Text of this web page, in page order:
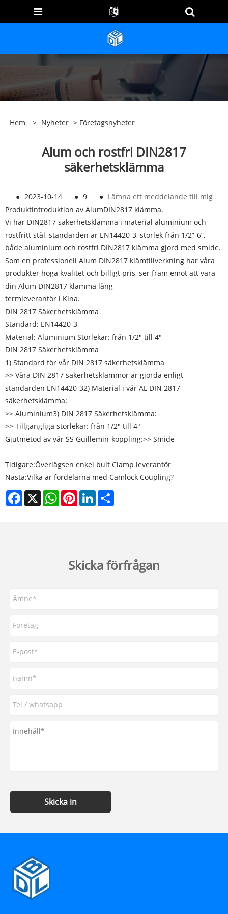
Hem > Nyheter > Företagsnyheter
Alum och rostfri DIN2817
säkerhetsklämma
● 2023-10-14 ● 9 ● Lämna ett meddelande till mig
Produktintroduktion av AlumDIN2817 klämma.
Vi har DIN2817 säkerhetsklämma i material aluminium och
rostfritt stål, standarden är EN14420-3, storlek från 1/2”-6”,
både aluminium och rostfri DIN2817 klämma gjord med smide.
Som en professionell Alum DIN2817 klämtillverkning har våra
produkter höga kvalitet och billigt pris, ser fram emot att vara
din Alum DIN2817 klämma lång
termleverantör i Kina.
DIN 2817 Säkerhetsklämma
Standard: EN14420-3
Material: Aluminium Storlekar: från 1/2" till 4"
DIN 2817 Säkerhetsklämma
1) Standard för vår DIN 2817 säkerhetsklämma
>> Våra DIN 2817 säkerhetsklämmor är gjorda enligt
standarden EN14420-32) Material i vår AL DIN 2817
säkerhetsklämma:
>> Aluminium3) DIN 2817 Säkerhetsklämma:
>> Tillgängliga storlekar: från 1/2" till 4"
Gjutmetod av vår SS Guillemin-koppling:>> Smide
Tidigare:Överlägsen enkel bult Clamp leverantör
Nästa:Vilka är fördelarna med Camlock Coupling?
Facebook
X WhatsAppPinterestLinkedIn
Skicka förfrågan
Skicka in